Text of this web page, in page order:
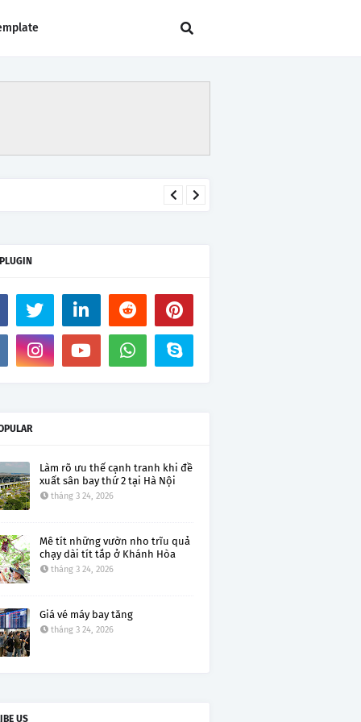
Làm rõ ưu thế cạnh tranh khi đề
xuất sân bay thứ 2 tại Hà Nội
tháng 3 24, 2026
Mê tít những vườn nho trĩu quả
chạy dài tít tắp ở Khánh Hòa
tháng 3 24, 2026
Giá vé máy bay tăng
tháng 3 24, 2026
US